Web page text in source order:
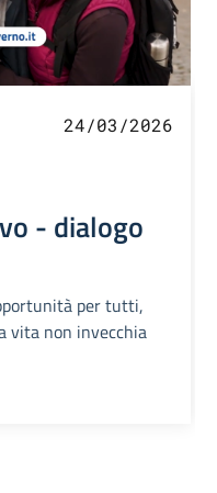
24/03/2026
- dialogo
per tutti,
vita non invecchia